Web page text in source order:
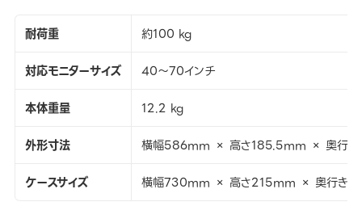
耐荷重
約100 kg
対応モニターサイズ
40～70インチ
本体重量
12.2 kg
外形寸法
横幅586mm × 高さ185.5mm × 奥行
ケースサイズ
横幅730mm × 高さ215mm × 奥行き